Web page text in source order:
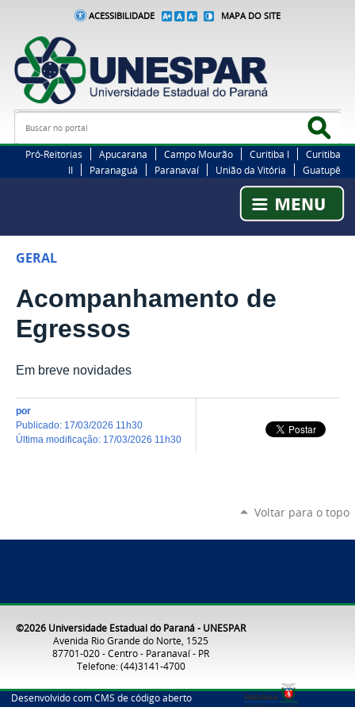
ACESSIBILIDADE MAPA DO SITE
Busca
Pró-Reitorias Apucarana Campo Mourão Curitiba I
Curitiba
II
Paranaguá Paranavaí União da Vitória Guatupê
GERAL
Acompanhamento de
Egressos
Em breve novidades
por
publicado: 17/03/2026 11h30
última modificação: 17/03/2026 11h30
Voltar para o topo
©2026 Universidade Estadual do Paraná - UNESPAR
Avenida Rio Grande do Norte, 1525
87701-020 - Centro - Paranavaí - PR
Telefone: (44)3141-4700
Desenvolvido com CMS de código aberto